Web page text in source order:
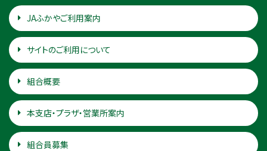
JAふかやご利用案内
サイトのご利用について
組合概要
本支店・プラザ・営業所案内
組合員募集